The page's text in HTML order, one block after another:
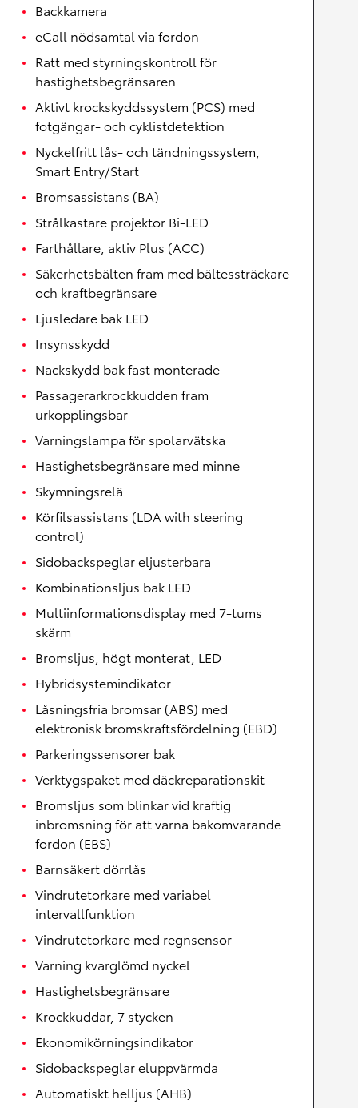
Backkamera
eCall nödsamtal via fordon
Ratt med styrningskontroll för
hastighetsbegränsaren
Aktivt krockskyddssystem (PCS) med
fotgängar- och cyklistdetektion
Nyckelfritt lås- och tändningssystem,
Smart Entry/Start
Bromsassistans (BA)
Strålkastare projektor Bi-LED
Farthållare, aktiv Plus (ACC)
Säkerhetsbälten fram med bältessträckare
och kraftbegränsare
Ljusledare bak LED
Insynsskydd
Nackskydd bak fast monterade
Passagerarkrockkudden fram
urkopplingsbar
Varningslampa för spolarvätska
Hastighetsbegränsare med minne
Skymningsrelä
Körfilsassistans (LDA with steering
control)
Sidobackspeglar eljusterbara
Kombinationsljus bak LED
Multiinformationsdisplay med 7-tums
skärm
Bromsljus, högt monterat, LED
Hybridsystemindikator
Låsningsfria bromsar (ABS) med
elektronisk bromskraftsfördelning (EBD)
Parkeringssensorer bak
Verktygspaket med däckreparationskit
Bromsljus som blinkar vid kraftig
inbromsning för att varna bakomvarande
fordon (EBS)
Barnsäkert dörrlås
Vindrutetorkare med variabel
intervallfunktion
Vindrutetorkare med regnsensor
Varning kvarglömd nyckel
Hastighetsbegränsare
Krockkuddar, 7 stycken
Ekonomikörningsindikator
Sidobackspeglar eluppvärmda
Automatiskt helljus (AHB)